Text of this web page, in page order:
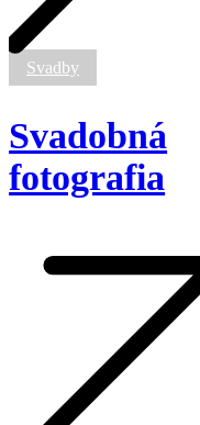
Svadby
Svadobná
fotografia